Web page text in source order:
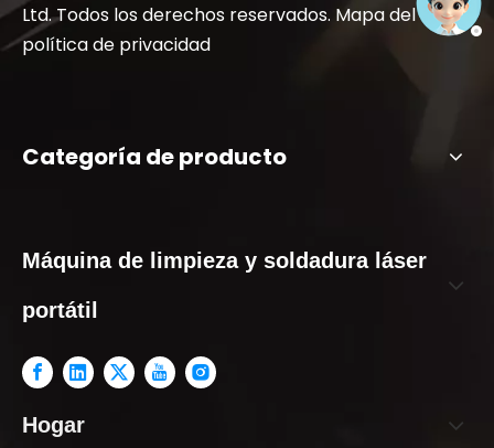
Ltd. Todos los derechos reservados. Mapa del sitio|
política de privacidad
Categoría de producto
Máquina de limpieza y soldadura láser
portátil
Hogar